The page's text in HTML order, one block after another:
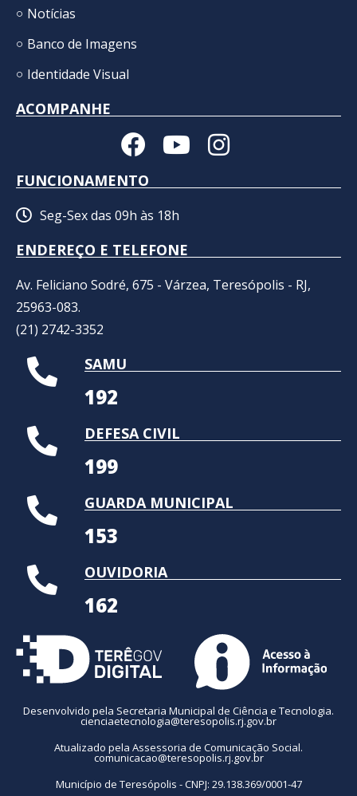
Notícias
Banco de Imagens
Identidade Visual
ACOMPANHE
FUNCIONAMENTO
Seg-Sex das 09h às 18h
ENDEREÇO E TELEFONE
Av. Feliciano Sodré, 675 - Várzea, Teresópolis - RJ,
25963-083.
(21) 2742-3352​
SAMU
192
DEFESA CIVIL
199
GUARDA MUNICIPAL
153
OUVIDORIA
162
Desenvolvido pela Secretaria Municipal de Ciência e Tecnologia.
cienciaetecnologia@teresopolis.rj.gov.br
Atualizado pela Assessoria de Comunicação Social.
comunicacao@teresopolis.rj.gov.br
Município de Teresópolis - CNPJ: 29.138.369/0001-47